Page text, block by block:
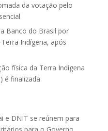
da votação pelo
Banco do Brasil por
Indígena, após
física da Terra Indígena
é finalizada
e DNIT se reúnem para